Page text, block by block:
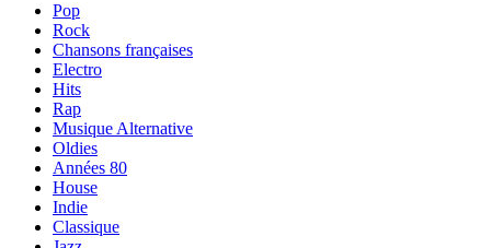
Pop
Rock
Chansons françaises
Electro
Hits
Rap
Musique Alternative
Oldies
Années 80
House
Indie
Classique